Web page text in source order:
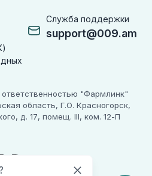
Служба поддержки
support@009.am
"Фармлинк"
область, Г.О. Красногорск,
д. 17, помещ. III, ком. 12-П